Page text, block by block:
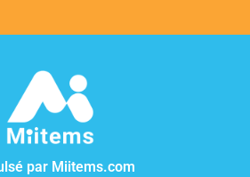
par Miitems.com